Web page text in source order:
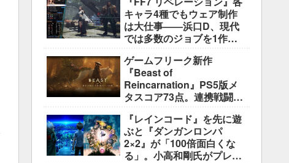
キャラ4種でもウェア制作
は大仕事――浜口D、現代
では多数のジョブを1作に
説明
ゲームフリーク新作
『Beast of
Reincarnation』PS5版メ
タスコア73点。連携戦闘は
き”には不満
『レインコード』を先に遊
ぶと『ダンガンロンパ
2×2』が「100倍面白くな
る」。小高和剛氏がプレイ